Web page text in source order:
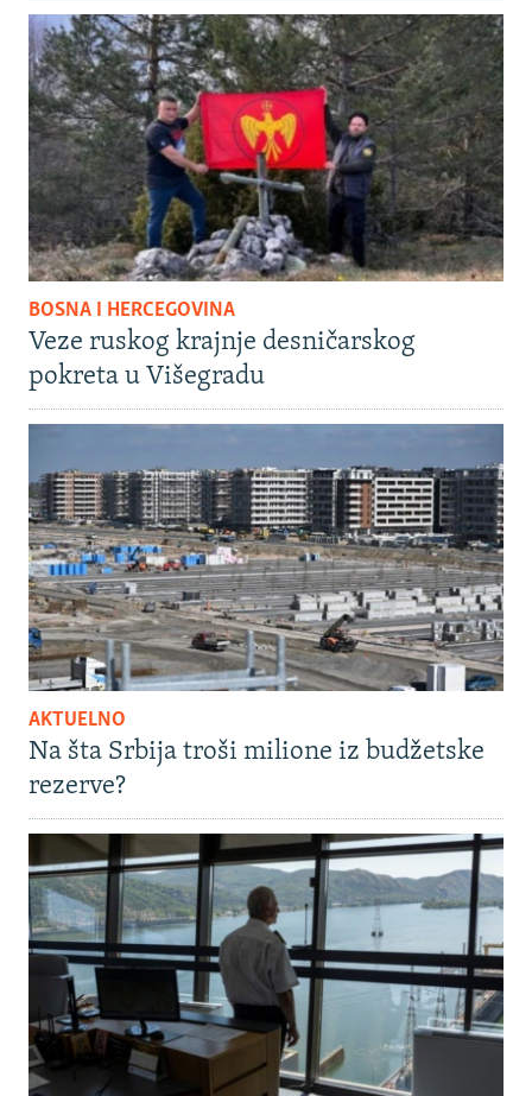
BOSNA I HERCEGOVINA
Veze ruskog krajnje desničarskog
pokreta u Višegradu
AKTUELNO
Na šta Srbija troši milione iz budžetske
rezerve?